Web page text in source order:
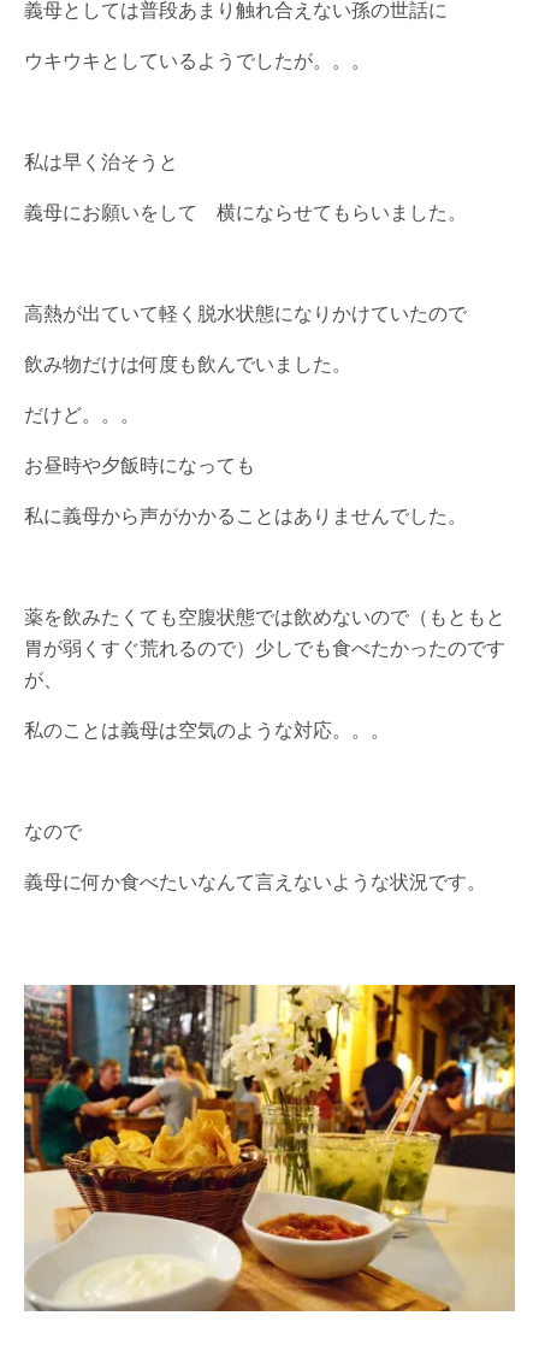
義母としては普段あまり触れ合えない孫の世話に
ウキウキとしているようでしたが。。。
私は早く治そうと
義母にお願いをして 横にならせてもらいました。
高熱が出ていて軽く脱水状態になりかけていたので
飲み物だけは何度も飲んでいました。
だけど。。。
お昼時や夕飯時になっても
私に義母から声がかかることはありませんでした。
薬を飲みたくても空腹状態では飲めないので（もともと
胃が弱くすぐ荒れるので）少しでも食べたかったのです
が、
私のことは義母は空気のような対応。。。
なので
義母に何か食べたいなんて言えないような状況です。